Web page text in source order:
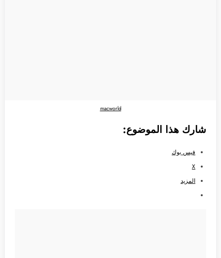
macworld
شارك هذا الموضوع:
فيس بوك
X
المزيد